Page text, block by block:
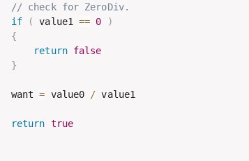
// check for ZeroDiv.
if
( value1 == 0
)
{
return false
}
want
= value0 / value1
return true